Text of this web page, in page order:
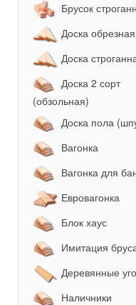
Брусок
Доска обрезная
Доска
Доска 2 сорт
(обзольная)
Доска пола
Вагонка
Вагонка для
Евровагонка
Блок хаус
Имитация
Деревянные
Наличники